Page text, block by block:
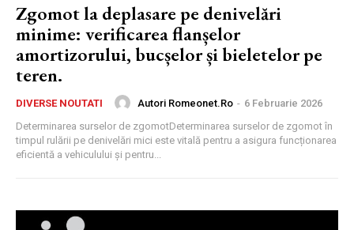
Zgomot la deplasare pe denivelări
minime: verificarea flanșelor
amortizorului, bucșelor și bieletelor pe
teren.
DIVERSE NOUTATI Autori Romeonet.ro - 6 Februarie 2026
Determinarea surselor de zgomotDeterminarea surselor de zgomot în
timpul rulării pe denivelări mici este vitală pentru a asigura funcționarea
eficientă a vehiculului și pentru...